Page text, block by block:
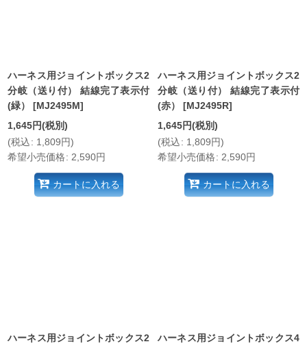
ハーネス用ジョイントボックス2
分岐（送り付） 結線完了表示付
(緑）
[MJ2495M]
1,645円(税別)
(税込: 1,809円)
希望小売価格: 2,590円
カートに入れる
ハーネス用ジョイントボックス2
分岐（送り付） 結線完了表示付
(赤）
[MJ2495R]
1,645円(税別)
(税込: 1,809円)
希望小売価格: 2,590円
カートに入れる
ハーネス用ジョイントボックス2
ハーネス用ジョイントボックス4